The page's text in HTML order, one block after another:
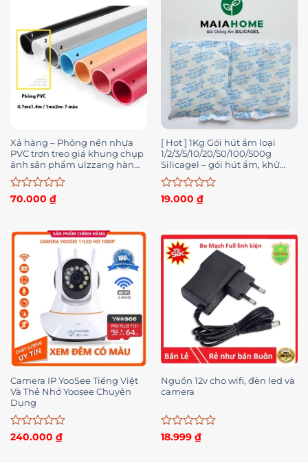
Xả hàng – Phông nền nhựa
PVC trơn treo giá khung chụp
ảnh sản phẩm ulzzang hàn
quốc instagram giấy PVC
nhiệt 3 in 1 2K08
Được
0
sao
70.000 ₫
[ Hot ] 1Kg Gói hút ẩm loại
1/2/3/5/10/20/50/100/500g
Silicagel – gói hút ẩm, khử
mùi chống ẩm mốc
Được
5
sao
19.000 ₫
Camera IP YooSee Tiếng Việt
Và Thẻ Nhớ Yoosee Chuyên
Dụng
Được
240.000 ₫
Nguồn 12v cho wifi, đèn led và
camera
Được
18.999 ₫